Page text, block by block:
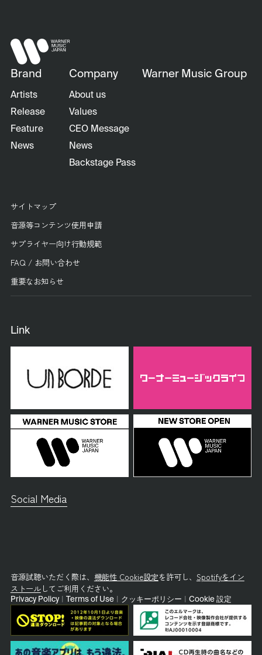
Brand
Artists
Release
Feature
News
Company
About us
Values
CEO Message
News
Backstage Pass
Warner Music Group
サイトマップ
音源等コンテンツ使用申請
サプライヤー向け行動規範
FAQ / お問い合わせ
重要なお知らせ
Link
Social Media
音源試聴いただく際は、 機能性 Cookie設定を許可し、 Spotifyをイン
ストールしてご利用ください。
Privacy Policy Terms of Use クッキーポリシー Cookie 設定